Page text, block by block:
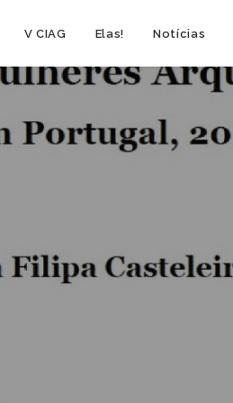
V CIAG Elas! Notícias